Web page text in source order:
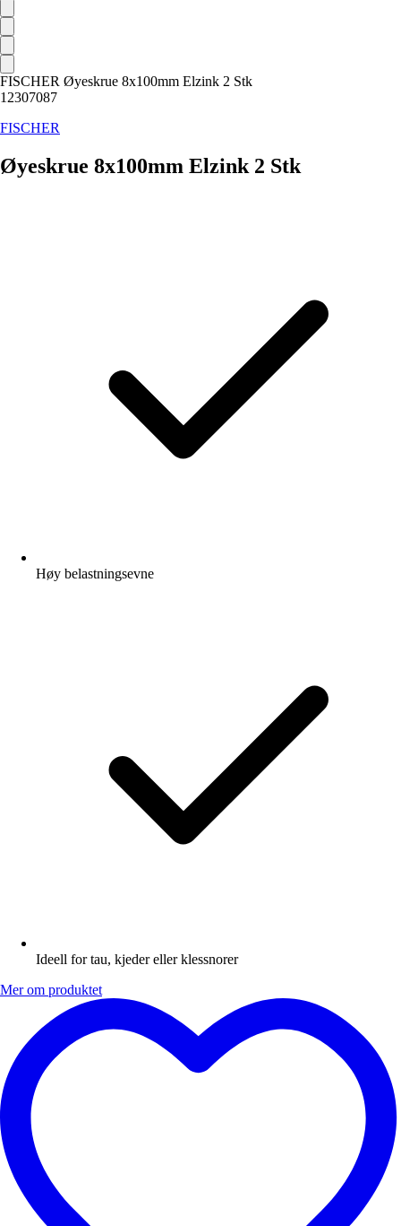
FISCHER Øyeskrue 8x100mm Elzink 2 Stk
12307087
FISCHER
Øyeskrue 8x100mm Elzink 2 Stk
Høy belastningsevne
Ideell for tau, kjeder eller klessnorer
Mer om produktet